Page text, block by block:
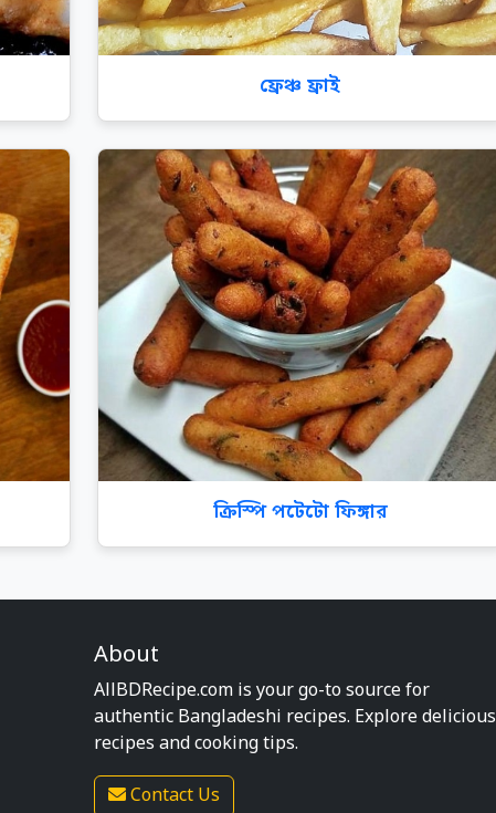
ফ্রেঞ্চ ফ্রাই
ক্রিস্পি পটেটো ফিঙ্গার
About
AllBDRecipe.com is your go-to source for
authentic Bangladeshi recipes. Explore delicious
recipes and cooking tips.
Contact Us